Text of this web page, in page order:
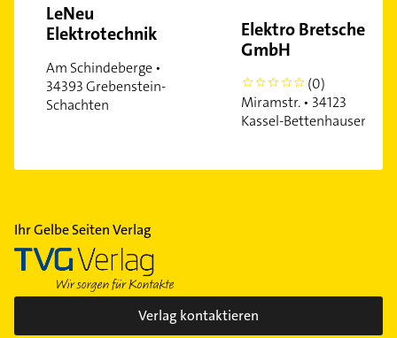
LeNeu
Elektrotechnik
Am Schindeberge •
34393 Grebenstein-
Schachten
Elektro Bretscher
GmbH
0
(0)
Miramstr. • 34123
Kassel-Bettenhausen
Ihr Gelbe Seiten Verlag
Verlag kontaktieren